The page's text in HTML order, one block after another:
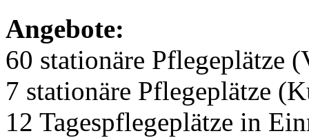
Angebote:
60 stationäre Pflegeplätze
7 stationäre Pflegeplätze
12 Tagespflegeplätze in